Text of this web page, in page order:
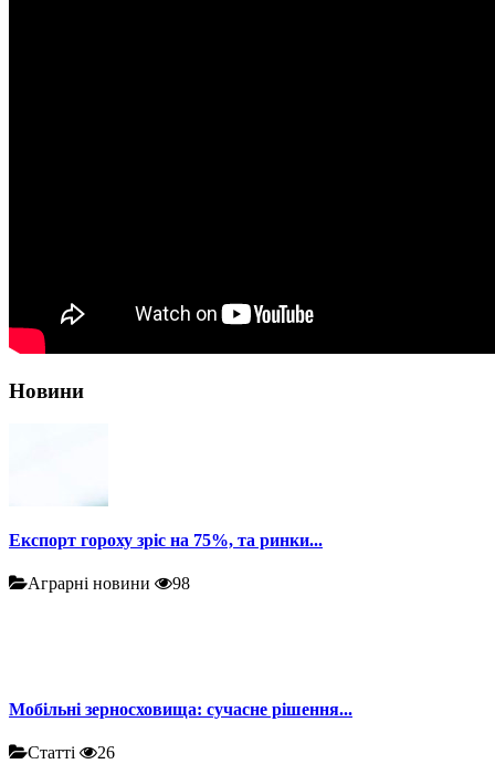
Новини
Експорт гороху зріс на 75%, та ринки...
Аграрні новини 98
Мобільні зерносховища: сучасне рішення...
Статті 26